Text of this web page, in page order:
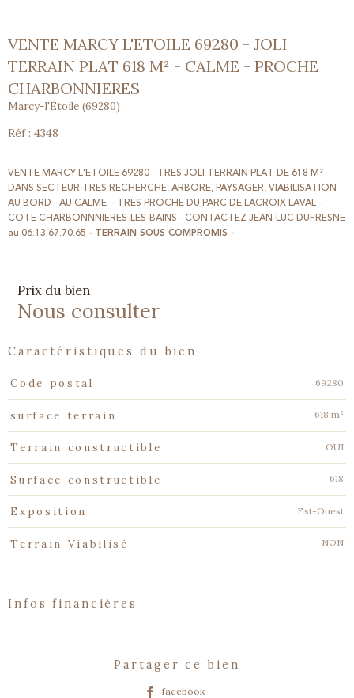
VENTE MARCY L'ETOILE 69280 - JOLI
TERRAIN PLAT 618 M² - CALME - PROCHE
CHARBONNIERES
Marcy-l'Étoile (69280)
Réf : 4348
VENTE MARCY L'ETOILE 69280 - TRES JOLI TERRAIN PLAT DE 618 M²
DANS SECTEUR TRES RECHERCHE, ARBORE, PAYSAGER, VIABILISATION
AU BORD - AU CALME - TRES PROCHE DU PARC DE LACROIX LAVAL -
COTE CHARBONNNIERES-LES-BAINS - CONTACTEZ JEAN-LUC DUFRESNE
au 06.13.67.70.65 - TERRAIN SOUS COMPROMIS -
Prix du bien
Nous consulter
caractéristiques du bien
Caractéristiques Valeurs
Code postal 69280
surface terrain 618 m²
Terrain constructible OUI
Surface constructible 618
Exposition Est-Ouest
Terrain Viabilisé NON
infos financières
partager ce bien
facebook